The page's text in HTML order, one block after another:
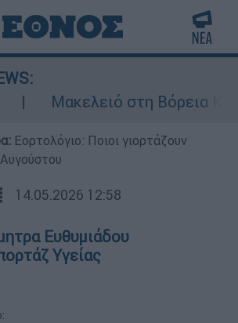
Μακελειό στη Βόρεια
Εορτολόγιο: Ποιοι γιορτάζουν
14.05.2026 12:58
Ευθυμιάδου
Υγείας